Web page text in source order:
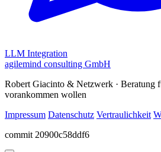
LLM Integration
agilemind consulting GmbH
Robert Giacinto & Netzwerk · Beratung
vorankommen wollen
Impressum Datenschutz Vertraulichkeit
commit 20900c58ddf6